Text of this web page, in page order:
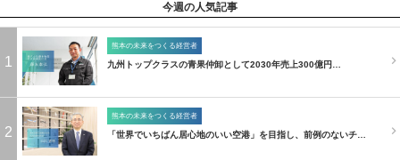
今週の人気記事
1
熊本の未来をつくる経営者
九州トップクラスの青果仲卸として2030年売上300億円…
2
熊本の未来をつくる経営者
「世界でいちばん居心地のいい空港」を目指し、前例のないチ…